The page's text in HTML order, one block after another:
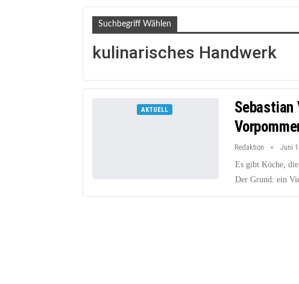
Suchbegriff Wählen
kulinarisches Handwerk
AKTUELL
Sebastian
Redaktion Juni
Es gibt Köche,
Der Grund: ein